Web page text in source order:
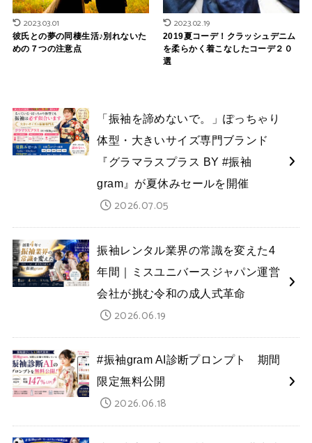
2023.03.01
彼氏との夢の同棲生活♪別れないた
めの７つの注意点
2023.02.19
2019夏コーデ！クラッシュデニム
を柔らかく着こなしたコーデ２０
選
「振袖を諦めないで。」ぽっちゃり
体型・大きいサイズ専門ブランド
『グラマラスプラス BY #振袖
gram』が夏休みセールを開催
2026.07.05
振袖レンタル業界の常識を変えた4
年間｜ミスユニバースジャパン運営
会社が挑む令和の成人式革命
2026.06.19
#振袖gram AI診断プロンプト 期間
限定無料公開
2026.06.18